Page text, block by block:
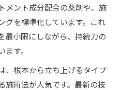
まつ毛パーマの満足ポイ
いまつ毛パーマの良さと
のまつ毛パーマ体験まと
メント成分配合の薬剤や、施
グを標準化しています。これ
最小限にしながら、持続力の
す。
、根本から立ち上げるタイプ
施術法が人気です。最新の技